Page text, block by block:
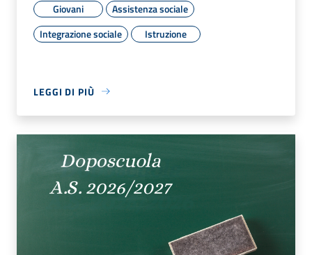
Giovani
Assistenza sociale
Integrazione sociale
Istruzione
LEGGI DI PIÙ